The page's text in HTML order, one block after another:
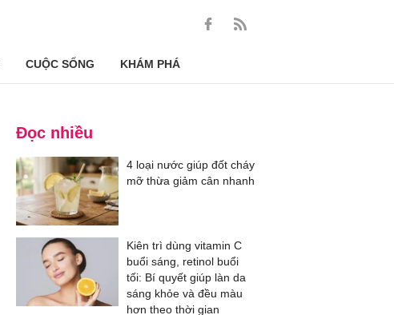
CUỘC SỐNG KHÁM PHÁ
Đọc nhiều
4 loại nước giúp đốt cháy
mỡ thừa giảm cân nhanh
Kiên trì dùng vitamin C
buổi sáng, retinol buổi
tối: Bí quyết giúp làn da
sáng khỏe và đều màu
hơn theo thời gian